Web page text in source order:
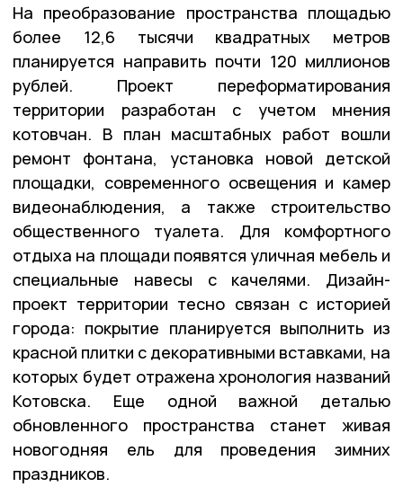
На преобразование пространства площадью
более 12,6 тысячи квадратных метров
планируется направить почти 120 миллионов
рублей. Проект переформатирования
территории разработан с учетом мнения
котовчан. В план масштабных работ вошли
ремонт фонтана, установка новой детской
площадки, современного освещения и камер
видеонаблюдения, а также строительство
общественного туалета. Для комфортного
отдыха на площади появятся уличная мебель и
специальные навесы с качелями. Дизайн-
проект территории тесно связан с историей
города: покрытие планируется выполнить из
красной плитки с декоративными вставками, на
которых будет отражена хронология названий
Котовска. Еще одной важной деталью
обновленного пространства станет живая
новогодняя ель для проведения зимних
праздников.